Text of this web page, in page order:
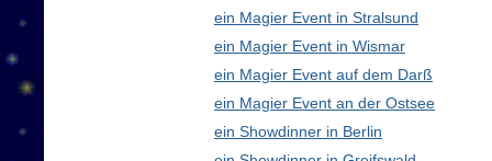
ein Magier Event in Stralsund
ein Magier Event in Wismar
ein Magier Event auf dem Darß
ein Magier Event an der Ostsee
ein Showdinner in Berlin